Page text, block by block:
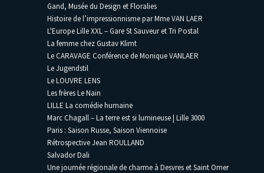
Gand, Musée du Design et Floralies
Histoire de l’impressionnisme par Mme VAN LAER
L'Europe Lille XXL – Gare St Sauveur et Tri Postal
La femme chez Gustav Klimt
Le CARAVAGE Conférence de Monique VANLAER
Le Jugendstil
Le LOUVRE LENS
Les frères Le Nain
LILLE La comédie humaine
Marc Chagall – La terre est si lumineuse | Lille 3000
Paris : Saison Russe, Saison Viennoise
Rétrospective Jean ROULLAND
Salvador Dali
Une journée régionale de charme à Desvres et Saint Omer